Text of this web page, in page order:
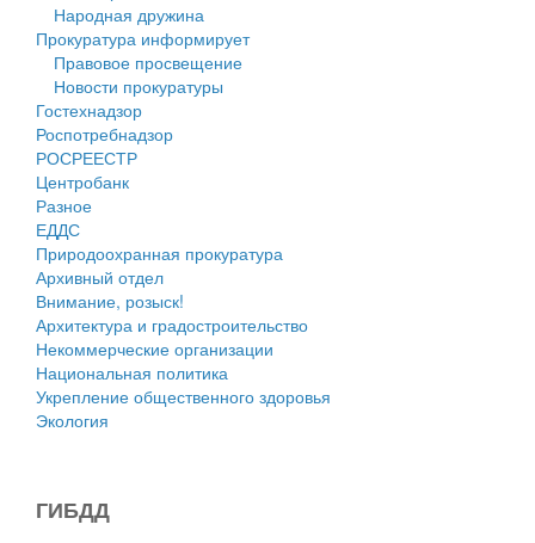
Генеральные планы
Проекты планировки территории
Собрание депутатов
Городское поселение
Сельские поселения
Народная дружина
Прокуратура информирует
Правовое просвещение
Новости прокуратуры
Гостехнадзор
Роспотребнадзор
РОСРЕЕСТР
Центробанк
Разное
ЕДДС
Природоохранная прокуратура
Архивный отдел
Внимание, розыск!
Архитектура и градостроительство
Некоммерческие организации
Национальная политика
Укрепление общественного здоровья
Экология
ГИБДД